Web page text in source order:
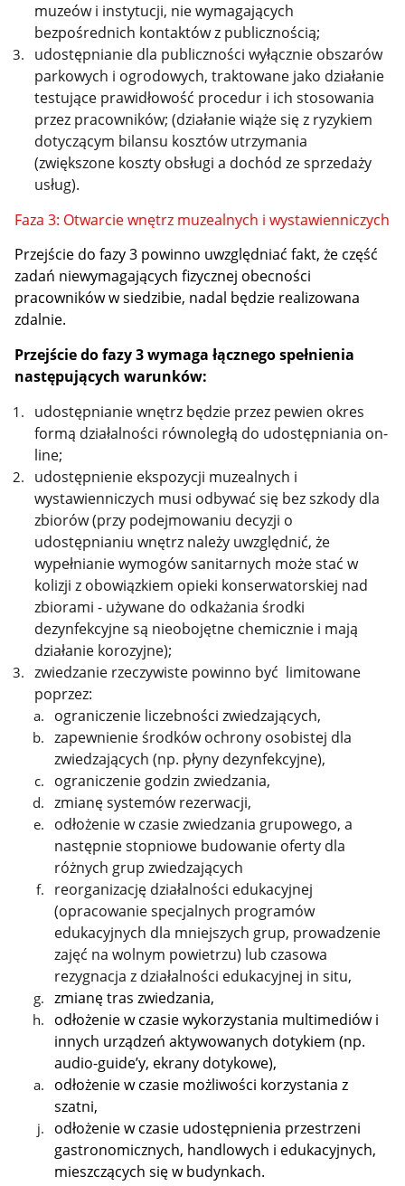
muzeów i instytucji, nie wymagających
bezpośrednich kontaktów z publicznością;
udostępnianie dla publiczności wyłącznie obszarów
parkowych i ogrodowych, traktowane jako działanie
testujące prawidłowość procedur i ich stosowania
przez pracowników; (działanie wiąże się z ryzykiem
dotyczącym bilansu kosztów utrzymania
(zwiększone koszty obsługi a dochód ze sprzedaży
usług).
Faza 3: Otwarcie wnętrz muzealnych i wystawienniczych
Przejście do fazy 3 powinno uwzględniać fakt, że część
zadań niewymagających fizycznej obecności
pracowników w siedzibie, nadal będzie realizowana
zdalnie.
Przejście do fazy 3 wymaga łącznego spełnienia
następujących warunków:
udostępnianie wnętrz będzie przez pewien okres
formą działalności równoległą do udostępniania on-
line;
udostępnienie ekspozycji muzealnych i
wystawienniczych musi odbywać się bez szkody dla
zbiorów (przy podejmowaniu decyzji o
udostępnianiu wnętrz należy uwzględnić, że
wypełnianie wymogów sanitarnych może stać w
kolizji z obowiązkiem opieki konserwatorskiej nad
zbiorami - używane do odkażania środki
dezynfekcyjne są nieobojętne chemicznie i mają
działanie korozyjne);
zwiedzanie rzeczywiste powinno być limitowane
poprzez:
ograniczenie liczebności zwiedzających,
zapewnienie środków ochrony osobistej dla
zwiedzających (np. płyny dezynfekcyjne),
ograniczenie godzin zwiedzania,
zmianę systemów rezerwacji,
odłożenie w czasie zwiedzania grupowego, a
następnie stopniowe budowanie oferty dla
różnych grup zwiedzających
reorganizację działalności edukacyjnej
(opracowanie specjalnych programów
edukacyjnych dla mniejszych grup, prowadzenie
zajęć na wolnym powietrzu) lub czasowa
rezygnacja z działalności edukacyjnej in situ,
zmianę tras zwiedzania,
odłożenie w czasie wykorzystania multimediów i
innych urządzeń aktywowanych dotykiem (np.
audio-guide’y, ekrany dotykowe),
odłożenie w czasie możliwości korzystania z
szatni,
odłożenie w czasie udostępnienia przestrzeni
gastronomicznych, handlowych i edukacyjnych,
mieszczących się w budynkach.